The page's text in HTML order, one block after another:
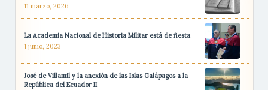
11 marzo, 2026
La Academia Nacional de Historia Militar está de fiesta
1 junio, 2023
José de Villamil y la anexión de las Islas Galápagos a la
República del Ecuador II